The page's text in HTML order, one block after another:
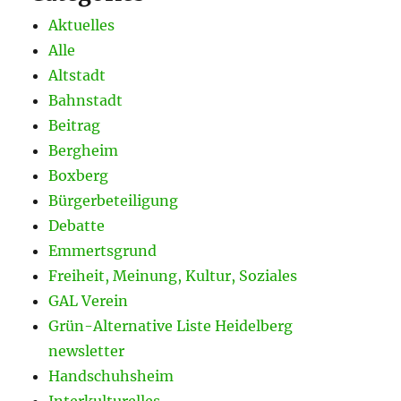
Aktuelles
Alle
Altstadt
Bahnstadt
Beitrag
Bergheim
Boxberg
Bürgerbeteiligung
Debatte
Emmertsgrund
Freiheit, Meinung, Kultur, Soziales
GAL Verein
Grün-Alternative Liste Heidelberg
newsletter
Handschuhsheim